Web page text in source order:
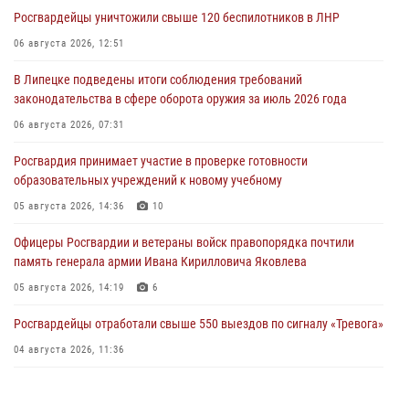
Росгвардейцы уничтожили свыше 120 беспилотников в ЛНР
06 августа 2026, 12:51
В Липецке подведены итоги соблюдения требований
законодательства в сфере оборота оружия за июль 2026 года
06 августа 2026, 07:31
Росгвардия принимает участие в проверке готовности
образовательных учреждений к новому учебному
05 августа 2026, 14:36 10
Офицеры Росгвардии и ветераны войск правопорядка почтили
память генерала армии Ивана Кирилловича Яковлева
05 августа 2026, 14:19 6
Росгвардейцы отработали свыше 550 выездов по сигналу «Тревога»
04 августа 2026, 11:36